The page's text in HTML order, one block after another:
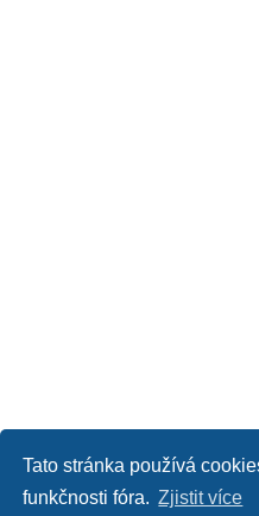
Tato stránka používá
funkčnosti fóra. Zjistit více
Web Obsah fóra